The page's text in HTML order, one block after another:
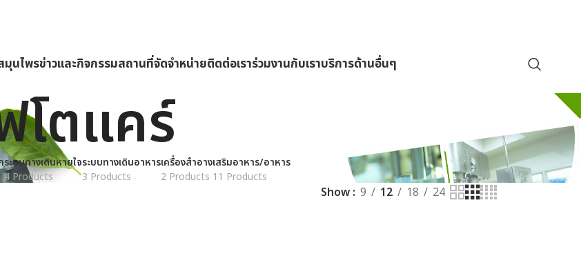
มุนไพรข่าวและกิจกรรมสถานที่จัดจำหน่ายติดต่อเราร่วมงานกับเราบริการด้านอื่นๆ
โตแคร์
ระบบทางเดินหายใจ
4 Products
ระบบทางเดินอาหาร
3 Products
เครื่องสำอาง
2 Products
เสริมอาหาร/อาหาร
11 Products
Show 9 12 18 24